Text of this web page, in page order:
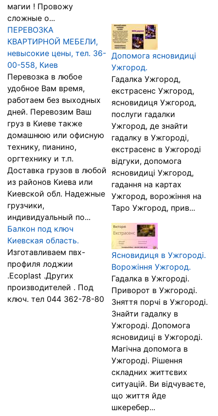
магии ! Провожу
сложные о...
ПЕРЕВОЗКА
КВАРТИРНОЙ МЕБЕЛИ,
невысокие цены, тел. 36-
00-558, Киев
Перевозка в любое
удобное Вам время,
работаем без выходных
дней. Перевозим Ваш
груз в Киеве также
домашнюю или офисную
технику, пианино,
оргтехнику и т.п.
Доставка грузов в любой
из районов Киева или
Киевской обл. Надежные
грузчики,
индивидуальный по...
Допомога ясновидиці
Ужгород.
Гадалка Ужгород,
екстрасенс Ужгород,
ясновидиця Ужгород,
послуги гадалки
Ужгород, де знайти
гадалку в Ужгороді,
екстрасенс в Ужгороді
відгуки, допомога
ясновидиці Ужгород,
гадання на картах
Ужгород, ворожіння на
Таро Ужгород, прив...
Балкон под ключ
Киевская область.
Изготавливаем пвх-
профиля лоджии
.Ecoplast .Других
производителей . Под
ключ. тел 044 362-78-80
Яcновидиця в Ужгороді.
Ворожіння Ужгород.
Гадалка в Ужгороді.
Приворот в Ужгороді.
Зняття порчі в Ужгороді.
Знайти гадалку в
Ужгороді. Допомога
ясновидиці в Ужгороді.
Магічна допомога в
Ужгороді. Рішення
складних життєвих
ситуацій. Ви відчуваєте,
що життя йде
шкеребер...